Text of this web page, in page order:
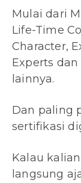
Mulai dari
Life-Time
Character,
Experts
lainnya.
Dan paling
sertifikasi
Kalau
langsung